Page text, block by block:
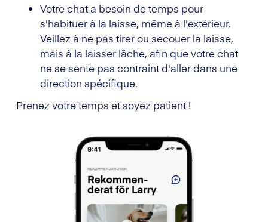
Votre chat a besoin de temps pour
s'habituer à la laisse, même à l'extérieur.
Veillez à ne pas tirer ou secouer la laisse,
mais à la laisser lâche, afin que votre chat
ne se sente pas contraint d'aller dans une
direction spécifique.
Prenez votre temps et soyez patient !